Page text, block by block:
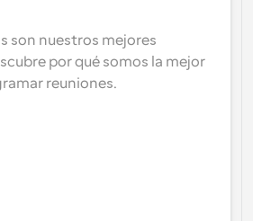
son nuestros mejores
por qué somos la mejor
reuniones.